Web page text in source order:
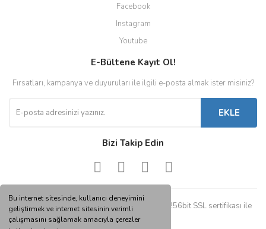
Bu internet sitesinde, kullanıcı deneyimini
geliştirmek ve internet sitesinin verimli
çalışmasını sağlamak amacıyla çerezler
Facebook
Instagram
Youtube
E-Bültene Kayıt Ol!
Fırsatları, kampanya ve duyuruları ile ilgili e-posta almak ister misiniz?
EKLE
Bizi Takip Edin
© Tüm hakları saklıdır. Kredi kartı bilgileriniz 256bit SSL sertifikası ile
korunmaktadır.